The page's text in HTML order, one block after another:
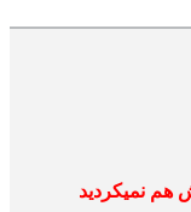
نمیکردید